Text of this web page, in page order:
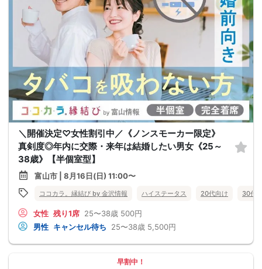
＼開催決定♡女性割引中／《ノンスモーカー限定》
真剣度◎年内に交際・来年は結婚したい男女《25～
38歳》【半個室型】
富山市 | 8月16日(日) 11:00〜
ココカラ。縁結び by 金沢情報 ハイステータス 20代向け 30代
女性 残り1席 25〜38歳 500円
男性 キャンセル待ち 25〜38歳 5,500円
早割中！